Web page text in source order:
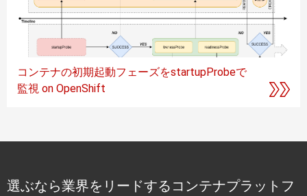
コンテナの初期起動フェーズをstartupProbeで
監視 on OpenShift
選ぶなら業界をリードするコンテナプラットフ